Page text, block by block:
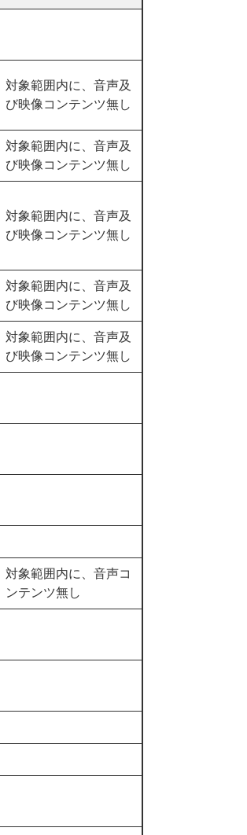
対象範囲内に、音声及
び映像コンテンツ無し
対象範囲内に、音声及
び映像コンテンツ無し
対象範囲内に、音声及
び映像コンテンツ無し
対象範囲内に、音声及
び映像コンテンツ無し
対象範囲内に、音声及
び映像コンテンツ無し
対象範囲内に、音声コ
ンテンツ無し